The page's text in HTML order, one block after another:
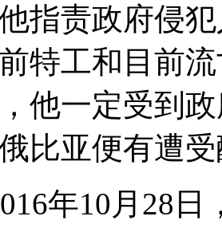
指责政府侵
特工和目前
他一定受到
比亚便有遭
年10月28